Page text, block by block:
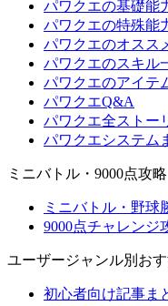
パワクエの基礎能
パワクエの特殊能
パワクエのオスス
パワクエのスキル
パワクエのアイテ
パワクエQ&A
パワクエ全ストー
パワクエシステム
ミニバトル・9000点攻略
ミニバトル・野球
9000点チャレンジ
ユーザージャンル別お
初心者向け記事ま